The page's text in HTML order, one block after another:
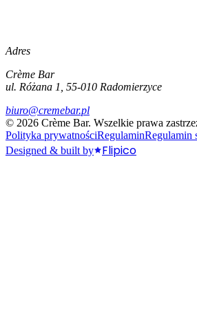
Adres
Crème Bar
ul. Różana 1, 55-010 Radomierzyce
biuro@cremebar.pl
© 2026 Crème Bar. Wszelkie prawa
Polityka prywatnościRegulaminRegulamin
Designed & built by
Flipico